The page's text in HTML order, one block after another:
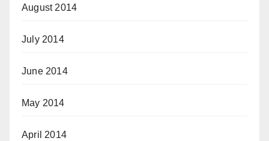
August 2014
July 2014
June 2014
May 2014
April 2014